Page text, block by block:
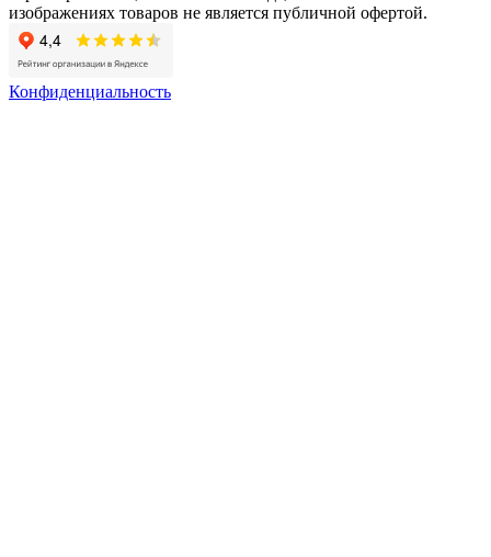
изображениях товаров не является публичной офертой.
Конфиденциальность